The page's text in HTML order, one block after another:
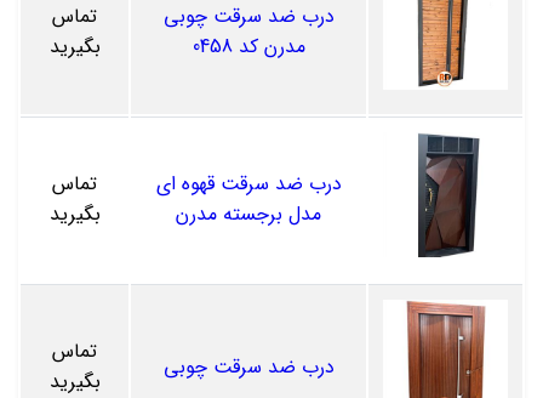
درب ضد سرقت چوبی
مدرن کد 0458
تماس
بگیرید
درب ضد سرقت قهوه ای
مدل برجسته مدرن
تماس
بگیرید
درب ضد سرقت چوبی
تماس
بگیرید